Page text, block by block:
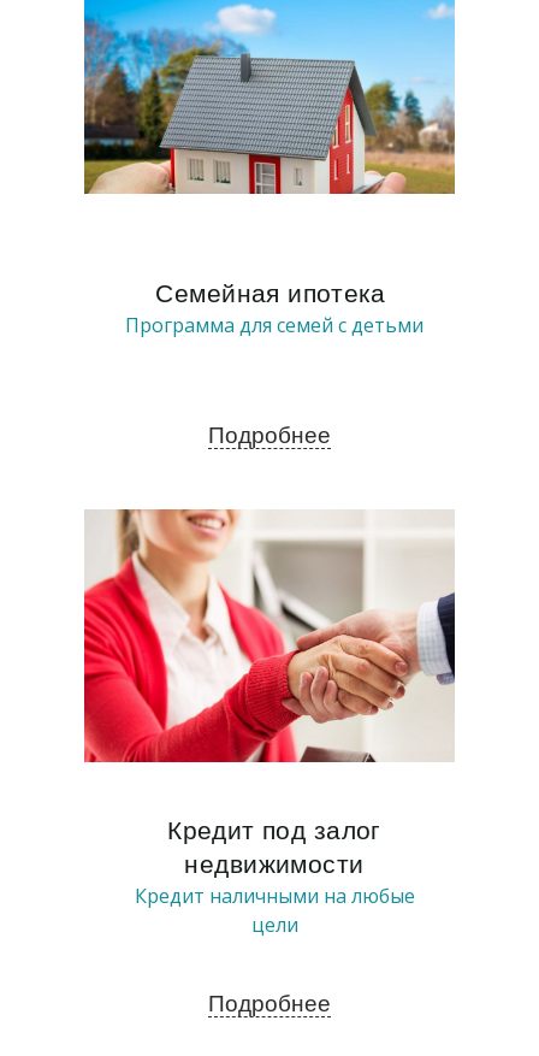
Семейная ипотека
Программа для семей с детьми
Подробнее
Кредит под залог
недвижимости
Кредит наличными на любые
цели
Подробнее